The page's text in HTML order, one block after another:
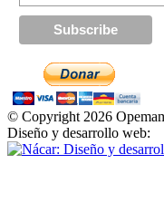
© Copyright 2026
Diseño y desarrollo web: